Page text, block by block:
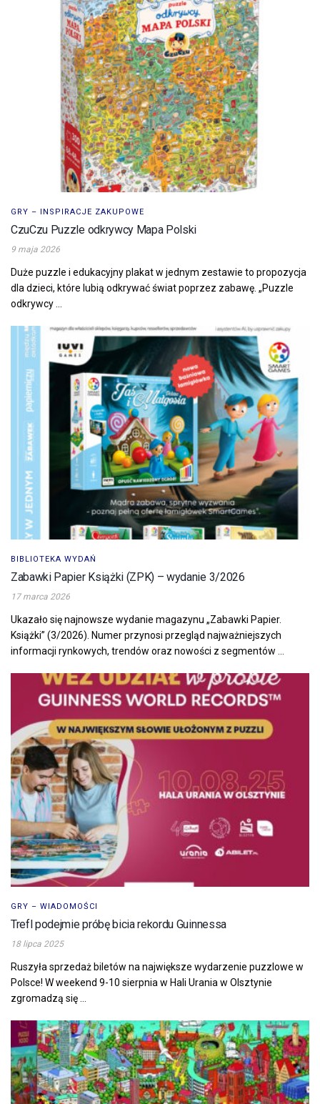
GRY – INSPIRACJE ZAKUPOWE
CzuCzu Puzzle odkrywcy Mapa Polski
9 maja 2026
Duże puzzle i edukacyjny plakat w jednym zestawie to propozycja
dla dzieci, które lubią odkrywać świat poprzez zabawę. „Puzzle
odkrywcy ...
BIBLIOTEKA WYDAŃ
Zabawki Papier Książki (ZPK) – wydanie 3/2026
17 marca 2026
Ukazało się najnowsze wydanie magazynu „Zabawki Papier.
Książki” (3/2026). Numer przynosi przegląd najważniejszych
informacji rynkowych, trendów oraz nowości z segmentów ...
GRY – WIADOMOŚCI
Trefl podejmie próbę bicia rekordu Guinnessa
18 lipca 2025
Ruszyła sprzedaż biletów na największe wydarzenie puzzlowe w
Polsce! W weekend 9-10 sierpnia w Hali Urania w Olsztynie
zgromadzą się ...